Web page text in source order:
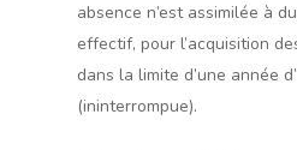
absence n’est assimilée à
effectif, pour l’acquisition
dans la limite d’une année
(ininterrompue).